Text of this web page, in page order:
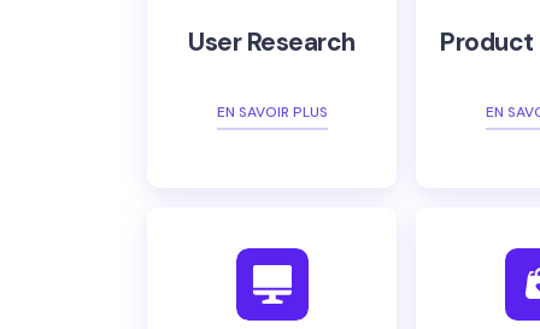
User Research
EN SAVOIR PLUS EN